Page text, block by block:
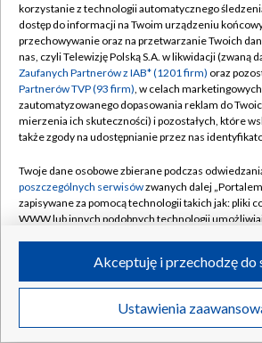
TVP
Abonament TVP
Emisja w TVP
Centrum informacji TVP
Naziemna Telewizja Cyfrowa
Rada Programowa
System NOS
Informacje o nadawcy
Program dla prasy
Ogłoszenie przetargowe
Regulamin TVP
Polityka
Moje zgody
Pomoc
Kontakt
Kanały
©2026 Telewizja Polska S.A.
korzystanie z technologii automatycznego
dostęp do informacji na Twoim urządzeniu
przechowywanie oraz na przetwarzanie Twoich
nas, czyli Telewizję Polską S.A. w likwidacji (zwaną
Zaufanych Partnerów z IAB* (1201 firm) oraz
Partnerów TVP (93 firm), w celach
zautomatyzowanego dopasowania reklam do
mierzenia ich skuteczności) i pozostałych, które
także zgody na udostępnianie przez nas
Twoje dane osobowe zbierane podczas
poszczególnych serwisówzwanych dalej
zapisywane za pomocą technologii takich jak: pliki
WWW lub innych podobnych technologii
ruchu w Internecie.
Twoje dane osobowe zbierane podczas
poszczególnych serwisówna Portalu, takie jak
Ustawienia
Akceptuję i przechodzę do